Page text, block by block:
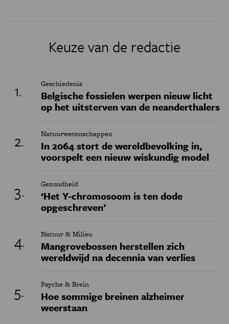
Keuze van de redactie
Geschiedenis
Belgische fossielen werpen nieuw licht
op het uitsterven van de neanderthalers
Natuurwetenschappen
In 2064 stort de wereldbevolking in,
voorspelt een nieuw wiskundig model
Gezondheid
‘Het Y-chromosoom is ten dode
opgeschreven’
Natuur & Milieu
Mangrovebossen herstellen zich
wereldwijd na decennia van verlies
Psyche & Brein
Hoe sommige breinen alzheimer
weerstaan